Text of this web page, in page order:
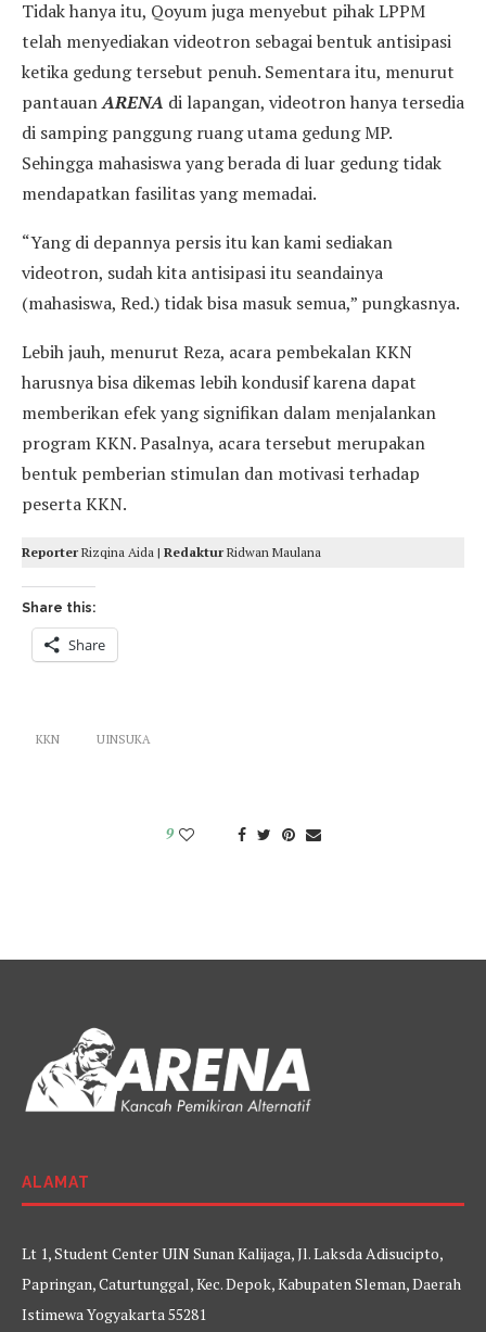
Tidak hanya itu, Qoyum juga menyebut pihak LPPM
telah menyediakan videotron sebagai bentuk antisipasi
ketika gedung tersebut penuh. Sementara itu, menurut
pantauanARENA di lapangan, videotron hanya tersedia
di samping panggung ruang utama gedung MP.
Sehingga mahasiswa yang berada di luar gedung tidak
mendapatkan fasilitas yang memadai.
“Yang di depannya persis itu kan kami sediakan
videotron, sudah kita antisipasi itu seandainya
(mahasiswa, Red.) tidak bisa masuk semua,” pungkasnya.
Lebih jauh, menurut Reza, acara pembekalan KKN
harusnya bisa dikemas lebih kondusif karena dapat
memberikan efek yang signifikan dalam menjalankan
program KKN. Pasalnya, acara tersebut merupakan
bentuk pemberian stimulan dan motivasi terhadap
peserta KKN.
Reporter Rizqina Aida | Redaktur Ridwan Maulana
Share this:
Share
KKN UINSUKA
9
ALAMAT
Lt 1, Student Center UIN Sunan Kalijaga, Jl. Laksda Adisucipto,
Papringan, Caturtunggal, Kec. Depok, Kabupaten Sleman, Daerah
Istimewa Yogyakarta 55281